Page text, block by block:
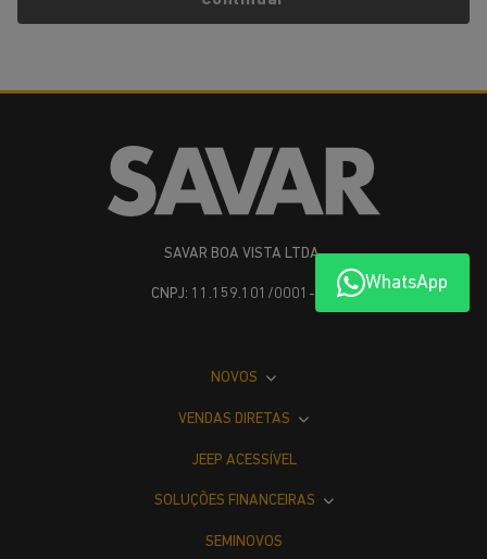
WhatsApp
SAVAR BOA VISTA LTDA
CNPJ: 11.159.101/0001-26
NOVOS
VENDAS DIRETAS
JEEP ACESSÍVEL
SOLUÇÕES FINANCEIRAS
SEMINOVOS